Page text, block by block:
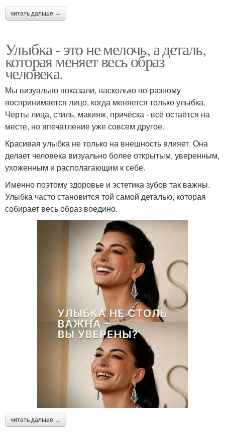
читать дальше →
Улыбка - это не мелочь, а деталь,
которая меняет весь образ
человека.
Мы визуально показали, насколько по-разному
воспринимается лицо, когда меняется только улыбка.
Черты лица, стиль, макияж, причёска - всё остаётся на
месте, но впечатление уже совсем другое.
Красивая улыбка не только на внешность влияет. Она
делает человека визуально более открытым, уверенным,
ухоженным и располагающим к себе.
Именно поэтому здоровье и эстетика зубов так важны.
Улыбка часто становится той самой деталью, которая
собирает весь образ воедино.
читать дальше →